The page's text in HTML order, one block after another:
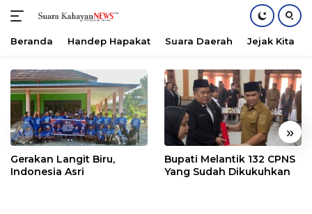
konten
Beranda Handep Hapakat Suara Daerah Jejak Kita
« »
Gerakan Langit Biru,
Indonesia Asri
Bupati Melantik 132 CPNS
Yang Sudah Dikukuhkan